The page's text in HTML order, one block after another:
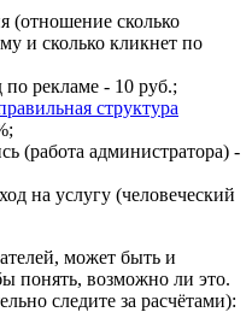
(отношение сколько
и сколько кликнет по
по рекламе - 10 руб.;
структура
(работа администратора) -
на услугу (человеческий
может быть и
понять, возможно ли это.
следите за расчётами):